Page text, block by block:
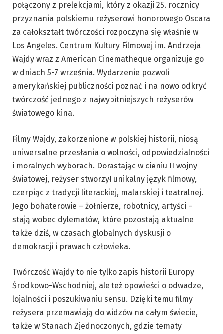
połączony z prelekcjami, który z okazji 25. rocznicy
przyznania polskiemu reżyserowi honorowego Oscara
za całokształt twórczości rozpoczyna się właśnie w
Los Angeles. Centrum Kultury Filmowej im. Andrzeja
Wajdy wraz z American Cinematheque organizuje go
w dniach 5-7 września. Wydarzenie pozwoli
amerykańskiej publiczności poznać i na nowo odkryć
twórczość jednego z najwybitniejszych reżyserów
światowego kina.
Filmy Wajdy, zakorzenione w polskiej historii, niosą
uniwersalne przesłania o wolności, odpowiedzialności
i moralnych wyborach. Dorastając w cieniu II wojny
światowej, reżyser stworzył unikalny język filmowy,
czerpiąc z tradycji literackiej, malarskiej i teatralnej.
Jego bohaterowie – żołnierze, robotnicy, artyści –
stają wobec dylematów, które pozostają aktualne
także dziś, w czasach globalnych dyskusji o
demokracji i prawach człowieka.
Twórczość Wajdy to nie tylko zapis historii Europy
Środkowo-Wschodniej, ale też opowieści o odwadze,
lojalności i poszukiwaniu sensu. Dzięki temu filmy
reżysera przemawiają do widzów na całym świecie,
także w Stanach Zjednoczonych, gdzie tematy